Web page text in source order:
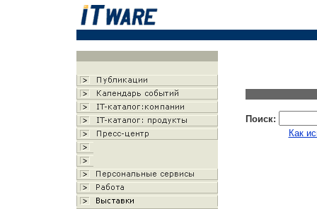
Поиск:
Как